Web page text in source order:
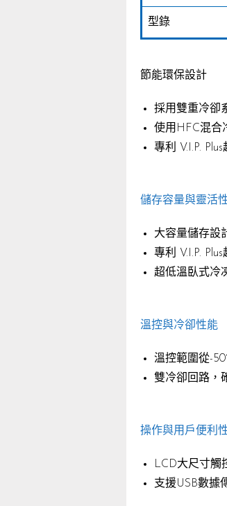
型錄
節能環保設計
採用雙重冷卻
使用HFC混合
專利 V.I.P.
儲存容量與靈活
大容量儲存設
專利 V.I.P.
超低溫臥式冷
溫控與冷卻性能
溫控範圍從-
雙冷卻回路，
操作與用戶便利
LCD大尺寸觸
支援USB數據